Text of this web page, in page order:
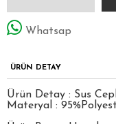
Whatsap
ÜRÜN DETAY
Ürün Detay : Sus
Materyal :